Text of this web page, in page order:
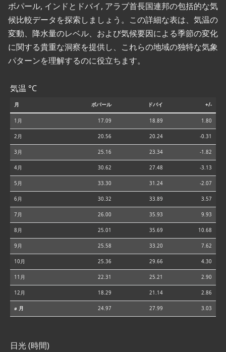
ボパール, インドとドバイ, アラブ首長国連邦の包括的な気
候比較データを探索しましょう。この詳細な表は、気温の
変動、降水量のレベル、および気候要因による季節の変化
に関する貴重な洞察を提供し、これらの地域の独特な気象
パターンを理解するのに役立ちます。
気温 °C
月 ボパール ドバイ +/-
1月 17.09 18.89 1.80
2月 20.56 20.24 -0.31
3月 25.16 23.34 -1.82
4月 30.62 27.48 -3.13
5月 33.30 31.24 -2.07
6月 30.32 33.89 3.57
7月 26.00 35.93 9.93
8月 25.01 35.69 10.68
9月 25.58 33.20 7.62
10月 25.36 29.66 4.30
11月 22.31 25.21 2.90
12月 18.29 21.14 2.86
⌀ 月 24.97 27.99 3.03
日光 (時間)